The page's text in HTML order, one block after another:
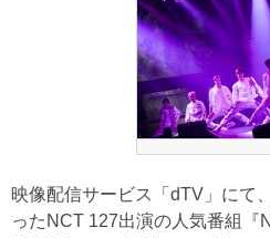
映像配信サービス「dTV」にて
ったNCT 127出演の人気番組『